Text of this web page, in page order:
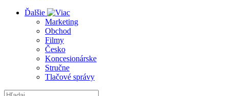
Ďalšie
Marketing
Obchod
Filmy
Česko
Koncesionárske
Stručne
Tlačové správy